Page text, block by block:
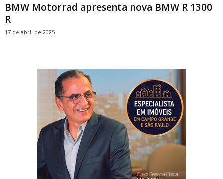
BMW Motorrad apresenta nova BMW R 1300
R
17 de abril de 2025